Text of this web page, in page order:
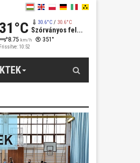
31°C 30.6°C/ 30.6°C
Szórványos fel...
8.75 km/h 351°
Frissítve: 10:52